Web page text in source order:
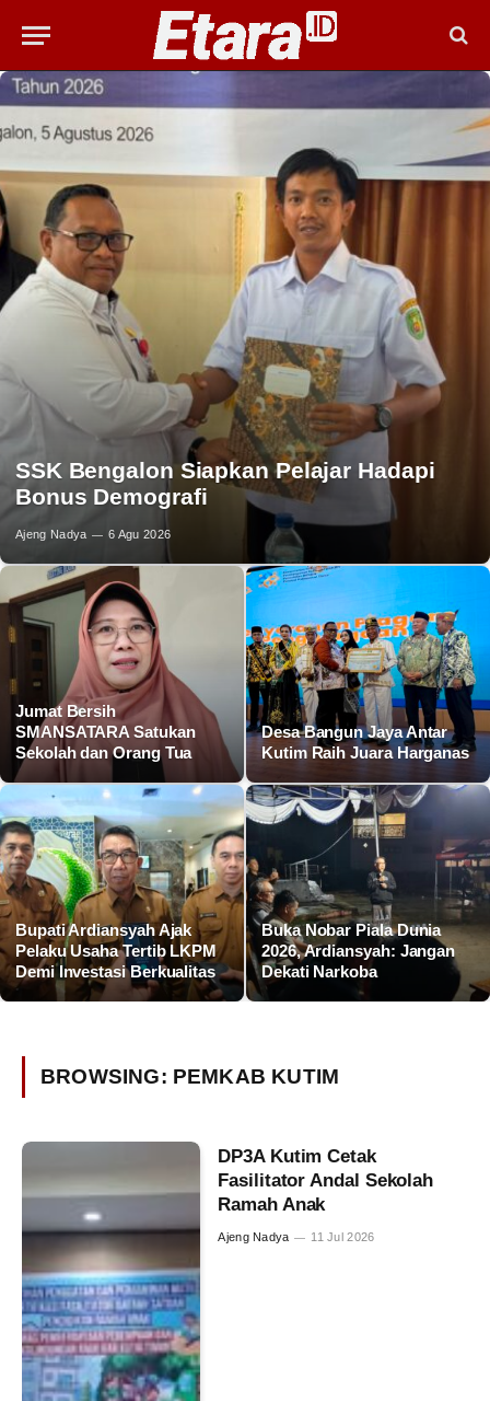
SSK Bengalon Siapkan Pelajar Hadapi
Bonus Demografi
Ajeng Nadya 6 Agu 2026
Jumat Bersih
SMANSATARA Satukan
Sekolah dan Orang Tua
Desa Bangun Jaya Antar
Kutim Raih Juara Harganas
Bupati Ardiansyah Ajak
Pelaku Usaha Tertib LKPM
Demi Investasi Berkualitas
Buka Nobar Piala Dunia
2026, Ardiansyah: Jangan
Dekati Narkoba
BROWSING: PEMKAB KUTIM
DP3A Kutim Cetak
Fasilitator Andal Sekolah
Ramah Anak
Ajeng Nadya 11 Jul 2026